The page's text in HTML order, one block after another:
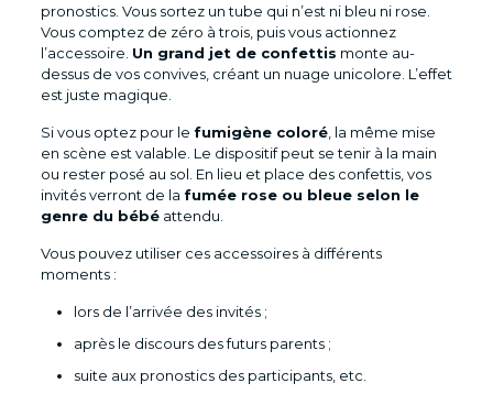
pronostics. Vous sortez un tube qui n’est ni bleu ni rose.
Vous comptez de zéro à trois, puis vous actionnez
l’accessoire. Un grand jet de confettis monte au-
dessus de vos convives, créant un nuage unicolore. L’effet
est juste magique.
Si vous optez pour le fumigène coloré, la même mise
en scène est valable. Le dispositif peut se tenir à la main
ou rester posé au sol. En lieu et place des confettis, vos
invités verront de la fumée rose ou bleue selon le
genre du bébéattendu.
Vous pouvez utiliser ces accessoires à différents
moments :
lors de l’arrivée des invités ;
après le discours des futurs parents ;
suite aux pronostics des participants, etc.